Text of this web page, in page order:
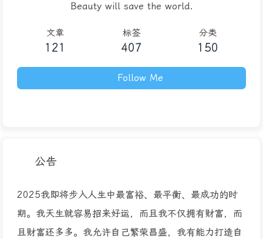
Beauty will save the world.
文章
121
标签
407
分类
150
Follow Me
公告
2025我即将步入人生中最富裕、最平衡、最成功的时
期。我天生就容易招来好运，而且我不仅拥有财富，而
且财富还多多。我允许自己繁荣昌盛，我有能力打造自